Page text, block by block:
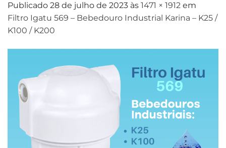
Publicado 28 de julho de 2023 às 1471 × 1912 em
Filtro Igatu 569 – Bebedouro Industrial Karina – K25 /
K100 / K200